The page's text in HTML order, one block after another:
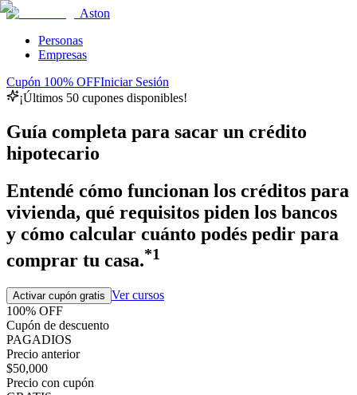
Aston
Personas
Empresas
Cupón 100% OFFIniciar Sesión
¡Últimos 50 cupones disponibles!
Guía completa para sacar un crédito
hipotecario
Entendé cómo funcionan los créditos para
vivienda, qué requisitos piden los bancos
y cómo calcular cuánto podés pedir para
comprar tu casa.*1
Activar cupón gratis Ver cursos
100% OFF
Cupón de descuento
PAGADIOS
Precio anterior
$50,000
Precio con cupón